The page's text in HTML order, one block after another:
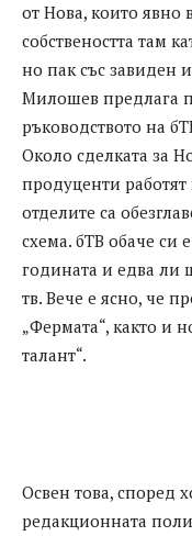
от Нова, които явно
собствеността там
но пак със завиден
Милошев предлага
ръководството на
Около сделката за
продуценти работят
отделите са
схема. бТВ обаче си
годината и едва ли
тв. Вече е ясно, че
„Фермата“, както и
талант“.
Освен това, според
редакционната